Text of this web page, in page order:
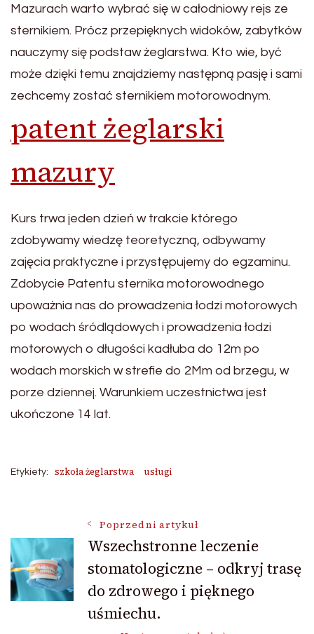
Mazurach warto wybrać się w całodniowy rejs ze
sternikiem. Prócz przepięknych widoków, zabytków
nauczymy się podstaw żeglarstwa. Kto wie, być
może dzięki temu znajdziemy następną pasję i sami
zechcemy zostać sternikiem motorowodnym.
patent żeglarski
mazury
Kurs trwa jeden dzień w trakcie którego
zdobywamy wiedzę teoretyczną, odbywamy
zajęcia praktyczne i przystępujemy do egzaminu.
Zdobycie Patentu sternika motorowodnego
upoważnia nas do prowadzenia łodzi motorowych
po wodach śródlądowych i prowadzenia łodzi
motorowych o długości kadłuba do 12m po
wodach morskich w strefie do 2Mm od brzegu, w
porze dziennej. Warunkiem uczestnictwa jest
ukończone 14 lat.
Etykiety: szkoła żeglarstwa usługi
Nawigacja
wpisu
Poprzedni artykuł
Wszechstronne leczenie
stomatologiczne – odkryj trasę
do zdrowego i pięknego
uśmiechu.